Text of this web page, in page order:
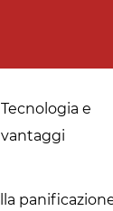
Tecnologia e
vantaggi